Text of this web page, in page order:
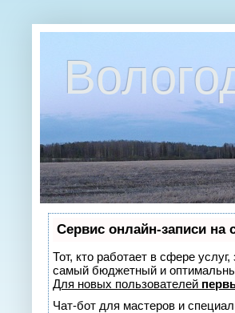
Сервис онлайн-записи на
Тот, кто работает в сфере
самый бюджетный и
Для новых пользователей
Чат-бот для мастеров и